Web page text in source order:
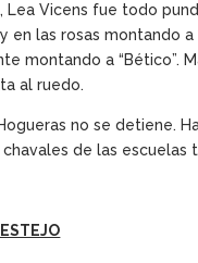
Lea Vicens fue todo
y en las rosas montando
montando a “Bético”.
al ruedo.
no se detiene.
de las